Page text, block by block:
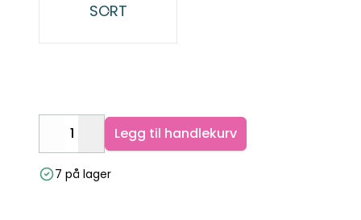
SORT
DecreaseIncrease
Legg til handlekurv
7 på lager